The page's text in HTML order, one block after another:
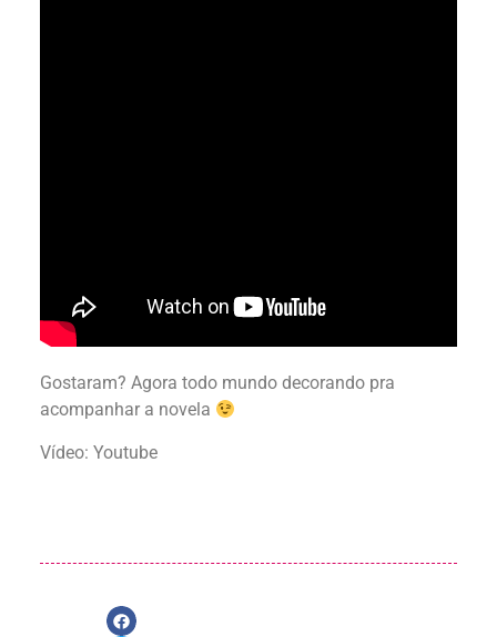
Gostaram? Agora todo mundo decorando pra
acompanhar a novela
Vídeo: Youtube